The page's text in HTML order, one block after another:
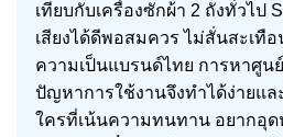
เทียบกับเครื่องซักผ้า 2 ถังทั่วไป
เสียงได้ดีพอสมควร ไม่สั่นสะเทื
ความเป็นแบรนด์ไทย การหาศูน
ปัญหาการใช้งานจึงทำได้ง่ายแล
ใครที่เน้นความทนทาน อยากอุ